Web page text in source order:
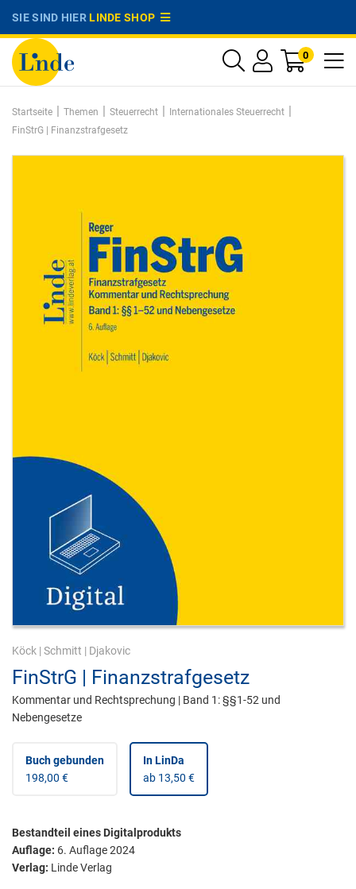
SIE SIND HIERLINDE SHOP
0
Startseite | Themen | Steuerrecht | Internationales Steuerrecht |
FinStrG | Finanzstrafgesetz
Köck | Schmitt | Djakovic
FinStrG | Finanzstrafgesetz
Kommentar und Rechtsprechung | Band 1: §§1-52 und
Nebengesetze
Buch gebunden
198,00 €
In LinDa
ab 13,50 €
Bestandteil eines Digitalprodukts
Auflage: 6. Auflage 2024
Verlag: Linde Verlag